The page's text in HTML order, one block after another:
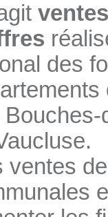
des
Bouches-
ventes